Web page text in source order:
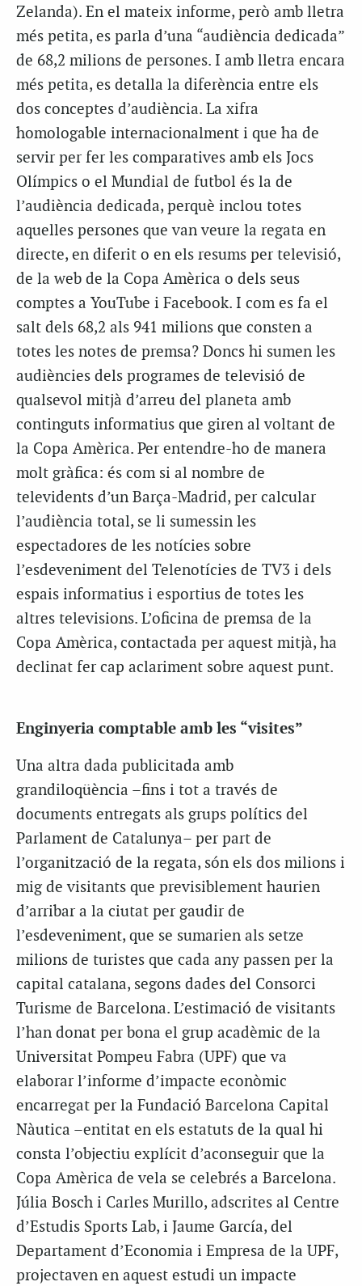
Zelanda). En el mateix informe, però amb lletra
més petita, es parla d’una “audiència dedicada”
de 68,2 milions de persones. I amb lletra encara
més petita, es detalla la diferència entre els
dos conceptes d’audiència. La xifra
homologable internacionalment i que ha de
servir per fer les comparatives amb els Jocs
Olímpics o el Mundial de futbol és la de
l’audiència dedicada, perquè inclou totes
aquelles persones que van veure la regata en
directe, en diferit o en els resums per televisió,
de la web de la Copa Amèrica o dels seus
comptes a YouTube i Facebook. I com es fa el
salt dels 68,2 als 941 milions que consten a
totes les notes de premsa? Doncs hi sumen les
audiències dels programes de televisió de
qualsevol mitjà d’arreu del planeta amb
continguts informatius que giren al voltant de
la Copa Amèrica. Per entendre-ho de manera
molt gràfica: és com si al nombre de
televidents d’un Barça-Madrid, per calcular
l’audiència total, se li sumessin les
espectadores de les notícies sobre
l’esdeveniment del Telenotícies de TV3 i dels
espais informatius i esportius de totes les
altres televisions. L’oficina de premsa de la
Copa Amèrica, contactada per aquest mitjà, ha
declinat fer cap aclariment sobre aquest punt.
Enginyeria comptable amb les “visites”
Una altra dada publicitada amb
grandiloqüència –fins i tot a través de
documents entregats als grups polítics del
Parlament de Catalunya– per part de
l’organització de la regata, són els dos milions i
mig de visitants que previsiblement haurien
d’arribar a la ciutat per gaudir de
l’esdeveniment, que se sumarien als setze
milions de turistes que cada any passen per la
capital catalana, segons dades del Consorci
Turisme de Barcelona. L’estimació de visitants
l’han donat per bona el grup acadèmic de la
Universitat Pompeu Fabra (UPF) que va
elaborar l’informe d’impacte econòmic
encarregat per la Fundació Barcelona Capital
Nàutica –entitat en els estatuts de la qual hi
consta l’objectiu explícit d’aconseguir que la
Copa Amèrica de vela se celebrés a Barcelona.
Júlia Bosch i Carles Murillo, adscrites al Centre
d’Estudis Sports Lab, i Jaume García, del
Departament d’Economia i Empresa de la UPF,
projectaven en aquest estudi un impacte